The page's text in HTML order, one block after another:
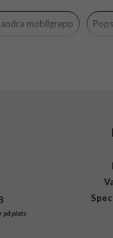
mobilgrepp
på plats